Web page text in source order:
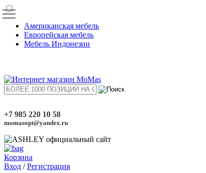
Американская мебель
Европейская мебель
Мебель Индонезии
+7 985 220 10 58
momasopt@yandex.ru
Корзина
Вход /Регистрация